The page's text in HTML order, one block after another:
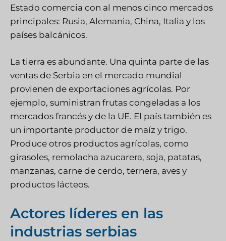
Estado comercia con al menos cinco mercados
principales: Rusia, Alemania, China, Italia y los
países balcánicos.
La tierra es abundante. Una quinta parte de las
ventas de Serbia en el mercado mundial
provienen de exportaciones agrícolas. Por
ejemplo, suministran frutas congeladas a los
mercados francés y de la UE. El país también es
un importante productor de maíz y trigo.
Produce otros productos agrícolas, como
girasoles, remolacha azucarera, soja, patatas,
manzanas, carne de cerdo, ternera, aves y
productos lácteos.
Actores líderes en las
industrias serbias